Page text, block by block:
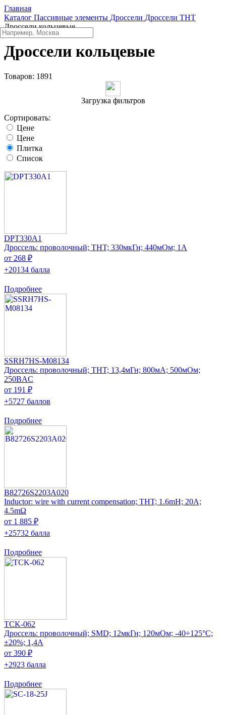
Главная
Каталог Пассивные элементы Дроссели Дроссели THT
Дроссели кольцевые
Дроссели кольцевые
Товаров: 1891
Загрузка фильтров
Сортировать:
Цене
Цене
Плитка
Список
DPT330A1
Дроссель: проволочный; THT; 330мкГн; 440мОм; 1А
от 268 ₽
+20134 балла
Подробнее
SSRH7HS-M08134
Дроссель: проволочный; THT; 13,4мГн; 800мА; 500мОм;
250ВAC
от 191 ₽
+5727 баллов
Подробнее
B82726S2203A020
Inductor: wire with current compensation; THT; 1.6mH; 20A;
4.5mΩ
от 1 885 ₽
+25732 балла
Подробнее
TCK-062
Дроссель: проволочный; SMD; 12мкГн; 120мОм; -40÷125°C;
±20%; 1,4А
от 390 ₽
+2923 балла
Подробнее